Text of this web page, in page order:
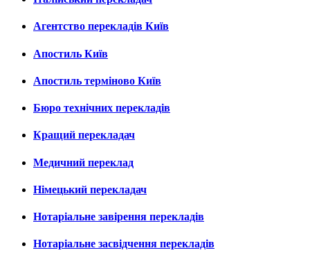
Агентство перекладів Київ
Апостиль Київ
Апостиль терміново Київ
Бюро технічних перекладів
Кращий перекладач
Медичний переклад
Німецький перекладач
Нотаріальне завірення перекладів
Нотаріальне засвідчення перекладів